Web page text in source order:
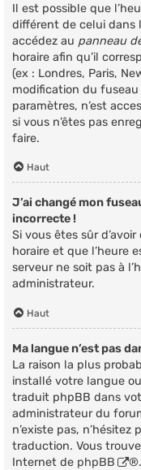
Il est possible que
différent de celui dans
accédez au panneau
horaire afin qu’il
(ex : Londres, Paris,
modification du
paramètres, n’est
si vous n’êtes pas
faire.
Haut
J’ai changé mon
incorrecte !
Si vous êtes sûr
horaire et que l’heure
serveur ne soit pas à
administrateur.
Haut
Ma langue n’est pas
La raison la plus
installé votre langue
traduit phpBB dans
administrateur du
n’existe pas,
traduction. Vous
Internet de phpBB ®.